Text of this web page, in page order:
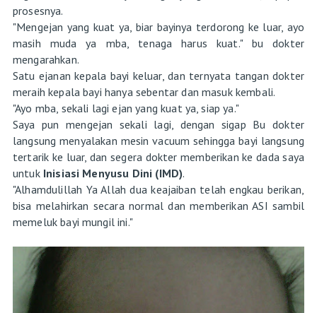
prosesnya.
"Mengejan yang kuat ya, biar bayinya terdorong ke luar, ayo
masih muda ya mba, tenaga harus kuat." bu dokter
mengarahkan.
Satu ejanan kepala bayi keluar, dan ternyata tangan dokter
meraih kepala bayi hanya sebentar dan masuk kembali.
"Ayo mba, sekali lagi ejan yang kuat ya, siap ya."
Saya pun mengejan sekali lagi, dengan sigap Bu dokter
langsung menyalakan mesin vacuum sehingga bayi langsung
tertarik ke luar, dan segera dokter memberikan ke dada saya
untuk Inisiasi Menyusu Dini (IMD).
"Alhamdulillah Ya Allah dua keajaiban telah engkau berikan,
bisa melahirkan secara normal dan memberikan ASI sambil
memeluk bayi mungil ini."